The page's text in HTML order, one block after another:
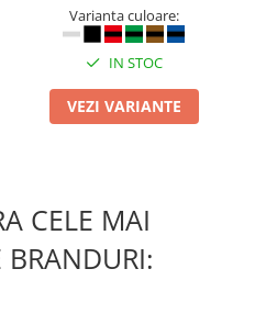
Varianta culoare:
IN STOC
VEZI VARIANTE
CELE MAI
BRANDURI: